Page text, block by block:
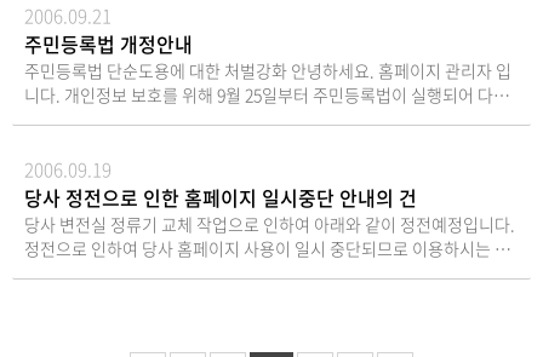
추진할 계획이다.KR모터스 관계자는 “기존 이륜차 사
업의 효율화와 사업구조 재편을 추진하는 동시에자동
차 부품 분야 M&A를 통해 사업 포트폴리오 확장을 가
속화할 것”이라고 말했다. [이데일리 마켓in 권소현 기
를 통하여 판매 시스템을 구축할 것이며, 소비자들이
친환경 이동 수단을 보다 쉽게 접할 수 있도록 노력할
것이라고 밝혔다. 이스코트리와 이루션의 상세 제원
및 구매 정보는 KR모터스 공식 웹사이트에서 확인할
것으로 전망된다.
이륜차 각 직영 서비스는 2006년 10월 4일(수)부터 10월 8일(일)까지 5일
간 휴무를 실시합니다. 휴무 기간동안 고객님들께 불편을 드려 죄송하오
며, 서비스 직원들도 고향을 방문해야 되는점을 배려하시어 너그럽게 양
해해 주시면 감사하겠습니다. 추석 휴무 후 활기차고 건강한 모습으로 다
시 고객님들을 찾아 뵐 것을 약속드리며, 따뜻한 정이 있는 한가위 되시
2006.09.21
주민등록법 개정안내
주민등록법 단순도용에 대한 처벌강화 안녕하세요. 홈페이지 관리자 입
니다. 개인정보 보호를 위해 9월 25일부터 주민등록법이 실행되어 다음
과 같이 공지 드립니다. 개인명의 도용방지를 위해 회원님의 각별한 주의
분은 탈퇴 후 본인의 주민등록번호로 재가입하시어 불이익을 받지 않도
록 주의하시기 바랍니다. ☞ 주민등록번호 도용 관련법률 1) 관련법률 :
주민등록법 제21조 2) 시 행 일 : 2006년 9월 25일 3) 처 벌 : 타인의 주민
등록번호를 도용하여 아래의 방법으로 부정 사용하는 경우 3년 이하의
징역 또는 1,000만원 이하의 벌금이 부과될 수 있습니다. 4) 부정사용 :
2006.09.19
당사 정전으로 인한 홈페이지 일시중단 안내의 건
당사 변전실 정류기 교체 작업으로 인하여 아래와 같이 정전예정입니다.
정전으로 인하여 당사 홈페이지 사용이 일시 중단되므로 이용하시는 고
객께서는 이용에 착오 없으시기 바라며 양해 부탁 드립니다. - 아 래 - 1.